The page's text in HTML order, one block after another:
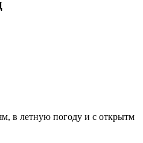
в летную погоду и с открытм